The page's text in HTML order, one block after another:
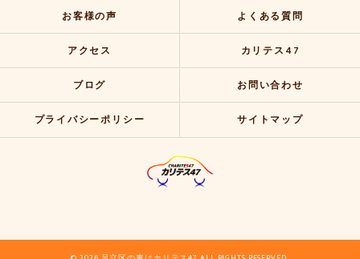
お客様の声 よくある質問
アクセス カリテス47
ブログ お問い合わせ
プライバシーポリシー サイトマップ